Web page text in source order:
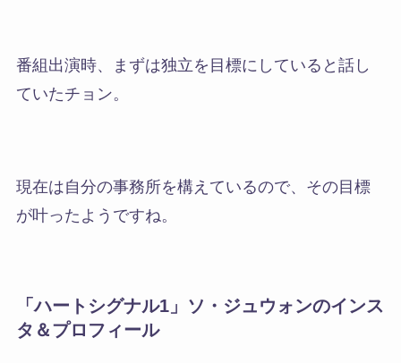
番組出演時、まずは独立を目標にしていると話し
ていたチョン。
現在は自分の事務所を構えているので、その目標
が叶ったようですね。
「ハートシグナル1」ソ・ジュウォンのインス
タ＆プロフィール